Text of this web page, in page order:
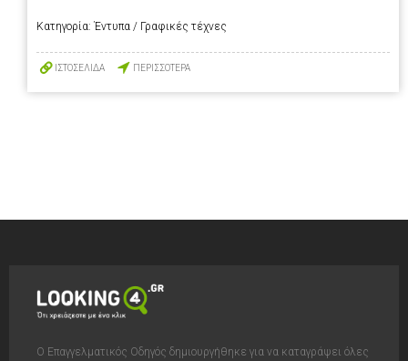
Κατηγορία: Έντυπα / Γραφικές τέχνες
ΙΣΤΟΣΕΛΙΔΑ ΠΕΡΙΣΣΟΤΕΡΑ
Ο Επαγγελματικός Οδηγός δημιουργήθηκε για να καταγράψει όλες